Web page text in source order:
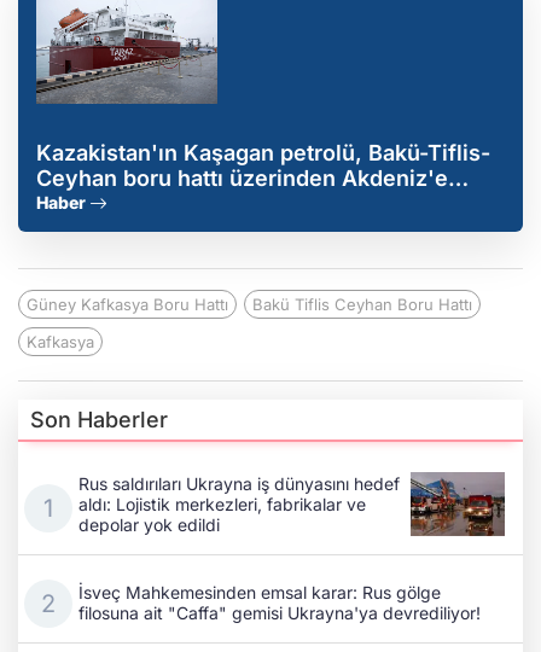
Kazakistan'ın Kaşagan petrolü, Bakü-Tiflis-
Ceyhan boru hattı üzerinden Akdeniz'e
taşınıyor
Haber
Güney Kafkasya Boru Hattı
Bakü Tiflis Ceyhan Boru Hattı
Kafkasya
Son Haberler
Rus saldırıları Ukrayna iş dünyasını hedef
aldı: Lojistik merkezleri, fabrikalar ve
depolar yok edildi
İsveç Mahkemesinden emsal karar: Rus gölge
filosuna ait "Caffa" gemisi Ukrayna'ya devrediliyor!